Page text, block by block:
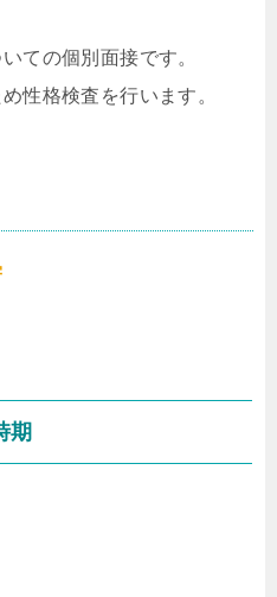
ての個別面接です。
性格検査を行います。
期